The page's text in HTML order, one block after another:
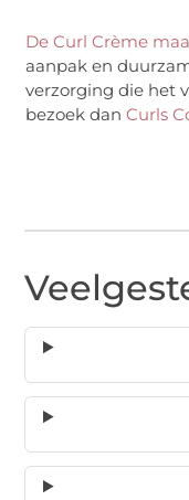
De Curl Crème
aanpak en
verzorging die het
bezoek dan Curls